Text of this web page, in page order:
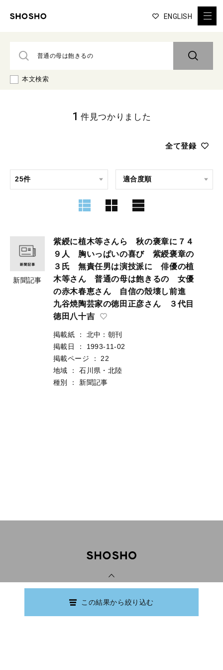
ENGLISH
本文検索
全て登録
1 件見つかりました
新聞記事
紫綬に植木等さんら 秋の褒章に７４
９人 胸いっぱいの喜び 紫綬褒章の
３氏 無責任男は演技派に 俳優の植
木等さん 普通の母は飽きるの 女優
の赤木春恵さん 自信の殻壊し前進
九谷焼陶芸家の徳田正彦さん ３代目
徳田八十吉
掲載紙 ：
北中：朝刊
掲載日
：
1993-11-02
掲載ページ
：
22
地域
：
石川県・北陸
種別
： 新聞記事
この結果から絞り込む
Copyright © Ishikawa Prefectural Library.